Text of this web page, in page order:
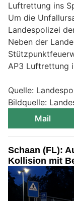
Luftrettung ins
Um die
Landespolizei
Neben der
AP3 Luftrettung
Quelle:
Bildquelle:
Mail
Schaan (FL):
Kollision mit